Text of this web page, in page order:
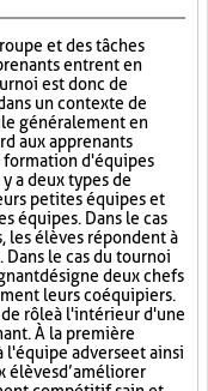
et des tâches
entrent en
est donc de
un contexte de
généralement en
aux apprenants
formation d'équipes
a deux types de
petites équipes et
équipes. Dans le cas
les élèves répondent à
le cas du tournoi
désigne deux chefs
leurs coéquipiers.
rôle à l'intérieur d'une
À la première
l'équipe adverse et ainsi
élèves d’améliorer